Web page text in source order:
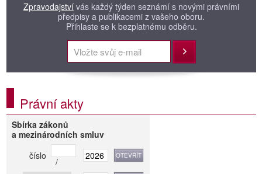
Zpravodajství vás každý týden seznámí s novými právními
předpisy a publikacemi z vašeho oboru.
Přihlaste se k bezplatnému odběru.
Přihlásit
Právní akty
Sbírka zákonů
a mezinárodních smluv
číslo
/